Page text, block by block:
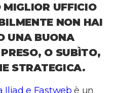
UFFICIO
NON HAI
UNA BUONA
O SUBÌTO,
STRATEGICA.
Iliad e Fastweb è un